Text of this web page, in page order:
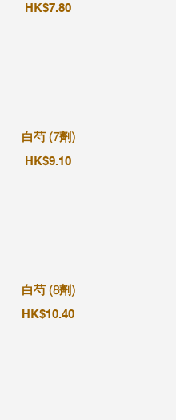
HK$7.80
白芍 (7劑)
HK$9.10
白芍 (8劑)
HK$10.40